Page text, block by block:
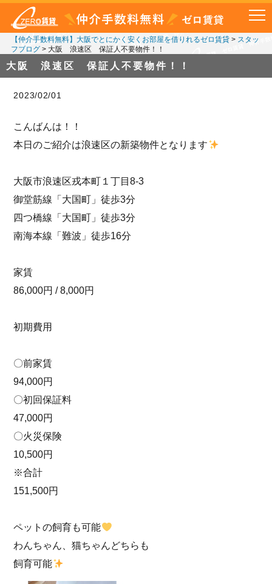
【仲介手数料無料】大阪でとにかく安くお部屋を借りれるゼロ賃貸> スタッ
フブログ> 大阪 浪速区 保証人不要物件！！
大阪 浪速区 保証人不要物件！！
2023/02/01
こんばんは！！
本日のご紹介は浪速区の新築物件となります
大阪市浪速区戎本町１丁目8-3
御堂筋線「大国町」徒歩3分
四つ橋線「大国町」徒歩3分
南海本線「難波」徒歩16分
家賃
86,000円 / 8,000円
初期費用
〇前家賃
94,000円
〇初回保証料
47,000円
〇火災保険
10,500円
※合計
151,500円
ペットの飼育も可能
わんちゃん、猫ちゃんどちらも
飼育可能